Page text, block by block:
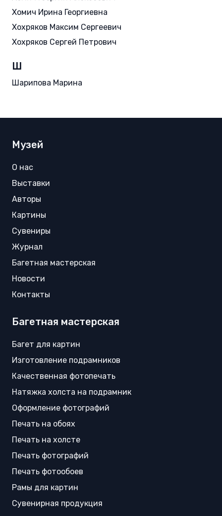
Хомич Ирина Георгиевна
Хохряков Максим Сергеевич
Хохряков Сергей Петрович
Ш
Шарипова Марина
Музей
О нас
Выставки
Авторы
Картины
Сувениры
Журнал
Багетная мастерская
Новости
Контакты
Багетная мастерская
Багет для картин
Изготовление подрамников
Качественная фотопечать
Натяжка холста на подрамник
Оформление фотографий
Печать на обоях
Печать на холсте
Печать фотографий
Печать фотообоев
Рамы для картин
Сувенирная продукция